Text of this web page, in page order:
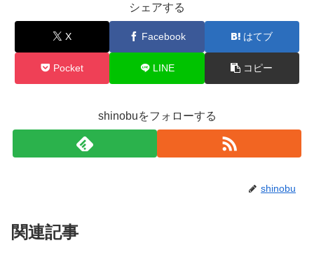
シェアする
X Facebook はてブ
Pocket LINE コピー
shinobuをフォローする
shinobu
関連記事